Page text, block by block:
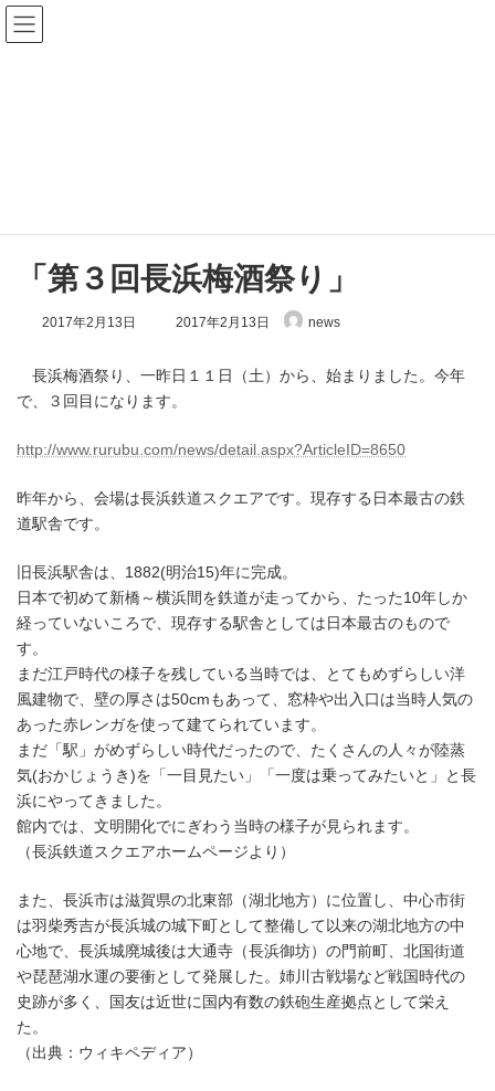
コ
ン
テ
ナ
ビ
ゲ
「第３回長浜梅酒祭り」
2017年2月13日
最
新
時
2017年2月13日 news
長浜梅酒祭り、一昨日１１日（土）から、始まりました。今年
で、３回目になります。
http://www.rurubu.com/news/detail.aspx?ArticleID=8650
昨年から、会場は長浜鉄道スクエアです。現存する日本最古の鉄
道駅舎です。
旧長浜駅舎は、1882(明治15)年に完成。
日本で初めて新橋～横浜間を鉄道が走ってから、たった10年しか
経っていないころで、現存する駅舎としては日本最古のもので
す。
まだ江戸時代の様子を残している当時では、とてもめずらしい洋
風建物で、壁の厚さは50cmもあって、窓枠や出入口は当時人気の
あった赤レンガを使って建てられています。
まだ「駅」がめずらしい時代だったので、たくさんの人々が陸蒸
気(おかじょうき)を「一目見たい」「一度は乗ってみたいと」と長
浜にやってきました。
館内では、文明開化でにぎわう当時の様子が見られます。
（長浜鉄道スクエアホームページより）
また、長浜市は滋賀県の北東部（湖北地方）に位置し、中心市街
は羽柴秀吉が長浜城の城下町として整備して以来の湖北地方の中
心地で、長浜城廃城後は大通寺（長浜御坊）の門前町、北国街道
や琵琶湖水運の要衝として発展した。姉川古戦場など戦国時代の
史跡が多く、国友は近世に国内有数の鉄砲生産拠点として栄え
た。
（出典：ウィキペディア）